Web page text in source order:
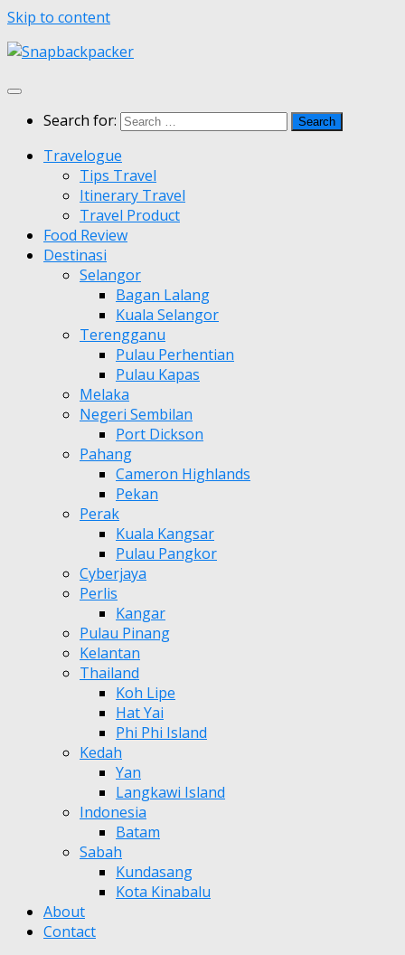
Skip to content
Search for:
Travelogue
Tips Travel
Itinerary Travel
Travel Product
Food Review
Destinasi
Selangor
Bagan Lalang
Kuala Selangor
Terengganu
Pulau Perhentian
Pulau Kapas
Melaka
Negeri Sembilan
Port Dickson
Pahang
Cameron Highlands
Pekan
Perak
Kuala Kangsar
Pulau Pangkor
Cyberjaya
Perlis
Kangar
Pulau Pinang
Kelantan
Thailand
Koh Lipe
Hat Yai
Phi Phi Island
Kedah
Yan
Langkawi Island
Indonesia
Batam
Sabah
Kundasang
Kota Kinabalu
About
Contact